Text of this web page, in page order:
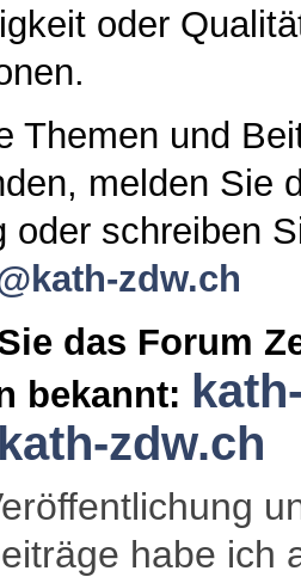
oder
Themen und
melden Sie
oder schreiben
zdw.ch
das Forum
bekannt:
zdw.ch
habe ich